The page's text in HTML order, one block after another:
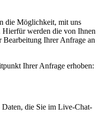
die Möglichkeit, mit uns
werden die von Ihnen
Bearbeitung Ihrer Anfrage an
Ihrer Anfrage erhoben:
Daten, die Sie im Live-Chat-